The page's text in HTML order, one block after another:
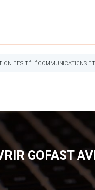
DES TÉLÉCOMMUNICATIONS
GOFAST